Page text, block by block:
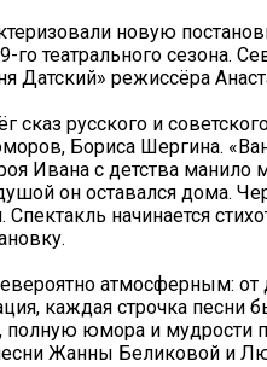
новую
го театрального сезона.
Датский» режиссёра
сказ русского и
Бориса Шергина.
Ивана с детства
он оставался дома.
начинается
атмосферным:
каждая строчка
юмора и мудрости
Жанны Беликовой и